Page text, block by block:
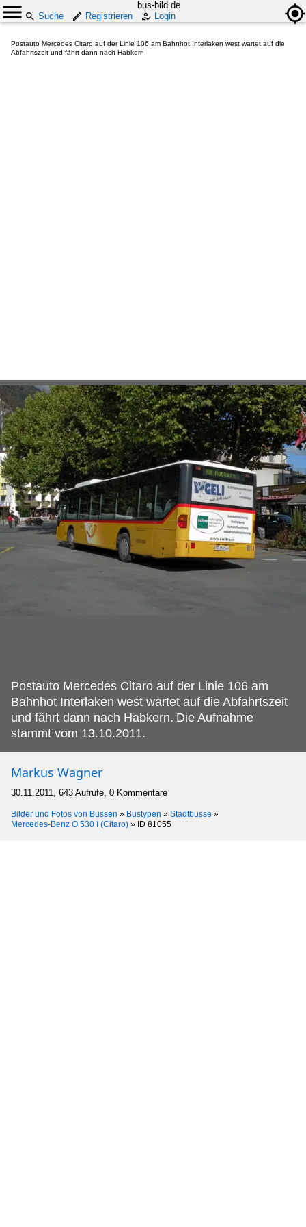
bus-bild.de
Suche
Registrieren Login
Postauto Mercedes Citaro auf der Linie 106 am Bahnhot Interlaken west wartet auf die
Abfahrtszeit und fährt dann nach Habkern
Postauto Mercedes Citaro auf der Linie 106 am
Bahnhot Interlaken west wartet auf die Abfahrtszeit
und fährt dann nach Habkern. Die Aufnahme
stammt vom 13.10.2011.
Markus Wagner
30.11.2011, 643 Aufrufe, 0 Kommentare
Bilder und Fotos von Bussen » Bustypen » Stadtbusse »
Mercedes-Benz O 530 I (Citaro) » ID 81055